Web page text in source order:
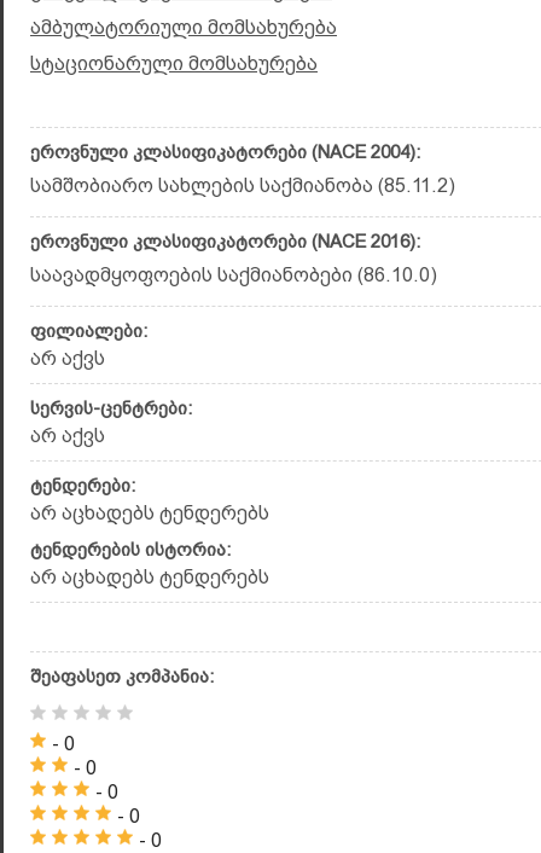
ამბულატორიული მომსახურება
სტაციონარული მომსახურება
ეროვნული კლასიფიკატორები (NACE 2004):
სამშობიარო სახლების საქმიანობა (85.11.2)
ეროვნული კლასიფიკატორები (NACE 2016):
საავადმყოფოების საქმიანობები (86.10.0)
ფილიალები:
არ აქვს
სერვის-ცენტრები:
არ აქვს
ტენდერები:
არ აცხადებს ტენდერებს
ტენდერების ისტორია:
არ აცხადებს ტენდერებს
შეაფასეთ კომპანია:
- 0
- 0
- 0
- 0
- 0